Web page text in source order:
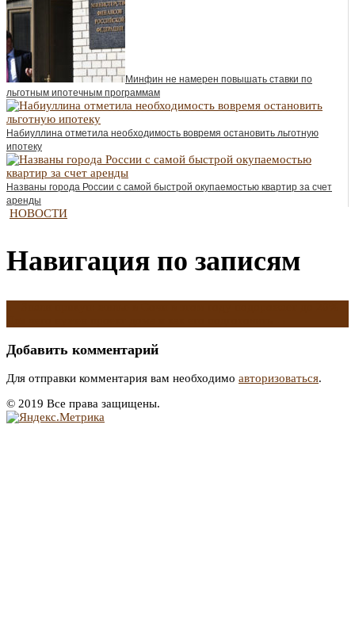
Минфин не намерен повышать ставки по
льготным ипотечным программам
Набиуллина отметила необходимость вовремя остановить льготную
ипотеку
Названы города России с самой быстрой окупаемостью квартир за счет
аренды
НОВОСТИ
Навигация по записям
Добавить комментарий
Для отправки комментария вам необходимо авторизоваться.
© 2019 Все права защищены.